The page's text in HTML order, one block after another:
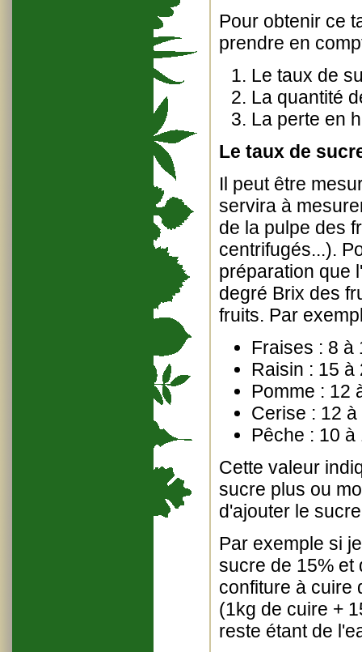
Pour obtenir ce
prendre en
Le taux de
La quantité
La perte en
Le taux de
Il peut être
servira à
de la pulpe des
centrifugés...).
préparation que
degré Brix des
fruits. Par
Fraises : 8 à
Raisin : 15 à
Pomme : 12
Cerise : 12 à
Pêche : 10 à
Cette valeur
sucre plus ou
d'ajouter le
Par exemple si
sucre de 15% et
confiture à cuire
(1kg de cuire +
reste étant de